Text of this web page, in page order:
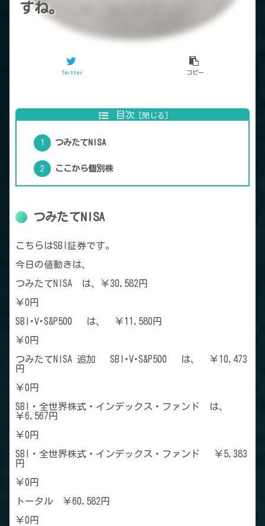
すね。
Twitter コピー
目次
つみたてNISA
ここから個別株
つみたてNISA
こちらはSBI証券です。
今日の値動きは、
つみたてNISA は、￥30,582円
￥0円
SBI･V･S&P500 は、 ￥11,580円
￥0円
つみたてNISA 追加 SBI･V･S&P500 は、 ￥10,473
円
￥0円
SBI・全世界株式・インデックス・ファンド は、
￥6,567円
￥0円
SBI・全世界株式・インデックス・ファンド ￥5,383
円
￥0円
トータル ￥60,582円
￥0円